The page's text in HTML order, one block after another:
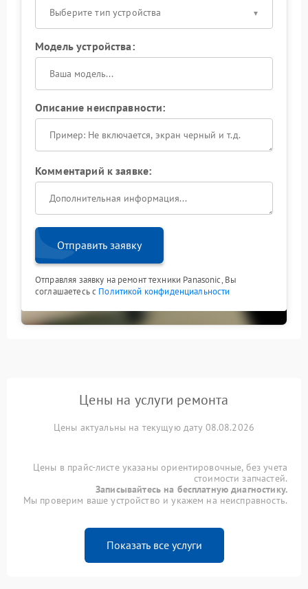
Выберите тип устройства
Модель устройства:
Описание неисправности:
Комментарий к заявке:
Отправить заявку
Отправляя заявку на ремонт техники Panasonic, Вы
соглашаетесь с Политикой конфиденциальности
Цены на услуги ремонта
Цены актуальны на текущую дату 08.08.2026
Цены в прайс-листе указаны ориентировочные, без учета
стоимости запчастей.
Записывайтесь на бесплатную диагностику.
Мы проверим ваше устройство и укажем на неисправность.
Показать все услуги